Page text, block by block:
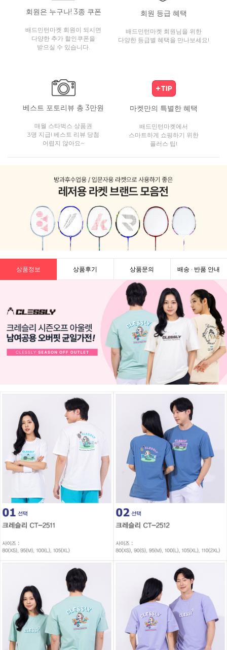
회원은 누구나! 3종 쿠폰
배드민턴마켓 회원이 되시면
다양한 추가 할인쿠폰을
받으실 수 있습니다.
회원 등급 혜택
배드민턴마켓 회원님을 위한
다양한 등급별 혜택을 만나보세요!
베스트 포토리뷰 총 3만원
매월 스타벅스 상품권
3명 지급! 베스트 리뷰 당첨
어렵지 않아요~
마켓만의 특별한 혜택
배드민턴마켓에서
스마트하게 쇼핑하기 위한
플러스 팁!
상품정보 상품후기 상품문의 배송 · 반품 안내